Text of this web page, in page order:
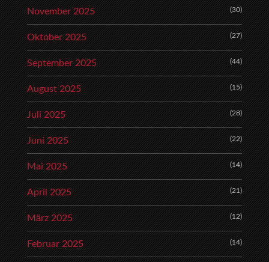
November 2025 (30)
Oktober 2025 (27)
September 2025 (44)
August 2025 (15)
Juli 2025 (28)
Juni 2025 (22)
Mai 2025 (14)
April 2025 (21)
März 2025 (12)
Februar 2025 (14)